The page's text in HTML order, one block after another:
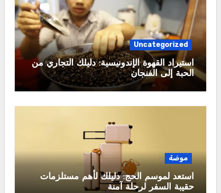
Uncategorized
استيراد القهوة الإندونيسية: دليلك التجاري من
الحبة إلى الفنجان
موضة
استعد لموسم الحج: دليلك لأهم مستلزمات
حقيبة السفر لرحلة آمنة